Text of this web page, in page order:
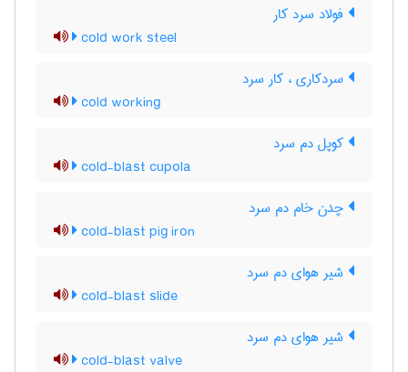
فولاد سرد کار
cold work steel
سردکاری ، کار سرد
cold working
کوپل دم سرد
cold-blast cupola
چدن خام دم سرد
cold-blast pig iron
شیر هوای دم سرد
cold-blast slide
شیر هوای دم سرد
cold-blast valve